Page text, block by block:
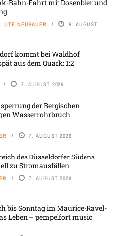
Bahn-Fahrt mit Dosenbier und
UTE NEUBAUER 8. AUGUST
kommt bei Waldhof
aus dem Quark: 1:2
7. AUGUST 2026
der Bergischen
Wasserrohrbruch
7. AUGUST 2026
des Düsseldorfer Südens
zu Stromausfällen
7. AUGUST 2026
bis Sonntag im Maurice-Ravel-
Leben – pempelfort music